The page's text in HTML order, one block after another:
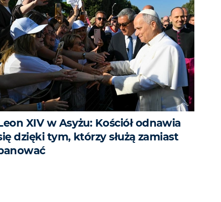
XIV w Asyżu: Kościół odnawia
dzięki tym, którzy służą zamiast